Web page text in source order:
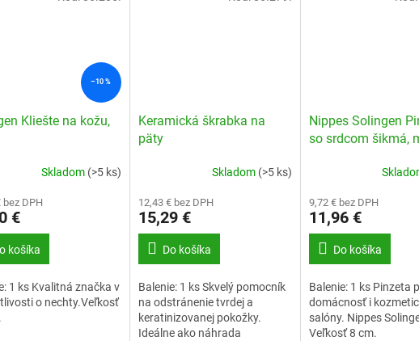
–10 %
Kliešte na kožu,
Skladom (>5 ks)
bez DPH
€
košíka
1 ks Kvalitná značka v
o nechty.Veľkosť
Keramická škrabka na
päty
Skladom (>5 ks)
12,43 € bez DPH
15,29 €
Do košíka
Balenie: 1 ks Skvelý pomocník
na odstránenie tvrdej a
keratinizovanej pokožky.
Ideálne ako náhrada
Nippes Solingen
so srdcom šikmá,
9,72 € bez DPH
11,96 €
Do košíka
Balenie: 1 ks Pinzeta
domácnosť i
salóny. Nippes
Veľkosť 8 cm.